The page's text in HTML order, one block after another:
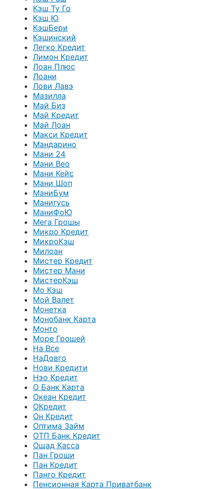
Кэш Ту Го
Кэш Ю
КэшБери
Кэшинский
Легко Кредит
Лимон Кредит
Лоан Плюс
Лоани
Лови Лавэ
Мазилла
Май Биз
Май Кредит
Май Лоан
Макси Кредит
Мандарино
Мани 24
Мани Вео
Мани Кейс
Мани Шоп
МаниБум
Манигусь
МаниФоЮ
Мега Грошы
Микро Кредит
МикроКэш
Милоан
Мистер Кредит
Мистер Мани
МистерКэш
Мо Кэш
Мой Валет
Монетка
Монобанк Карта
Монто
Море Грошей
На Все
НаДовго
Нови Кредити
Нэо Кредит
О Банк Карта
Океан Кредит
ОКредит
Он Кредит
Оптима Займ
ОТП Банк Кредит
Ощад Касса
Пан Гроши
Пан Кредит
Панго Кредит
Пенсионная Карта Приватбанк